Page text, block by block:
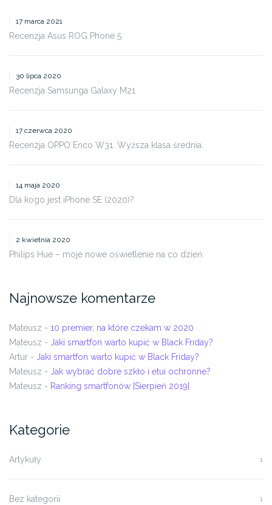
17 marca 2021
Recenzja Asus ROG Phone 5
30 lipca 2020
Recenzja Samsunga Galaxy M21
17 czerwca 2020
Recenzja OPPO Enco W31. Wyższa klasa średnia.
14 maja 2020
Dla kogo jest iPhone SE (2020)?
2 kwietnia 2020
Philips Hue – moje nowe oświetlenie na co dzień.
Najnowsze komentarze
Mateusz - 10 premier, na które czekam w 2020
Mateusz - Jaki smartfon warto kupić w Black Friday?
Artur - Jaki smartfon warto kupić w Black Friday?
Mateusz - Jak wybrać dobre szkło i etui ochronne?
Mateusz - Ranking smartfonów [Sierpień 2019]
Kategorie
Artykuły 1
Bez kategorii 1